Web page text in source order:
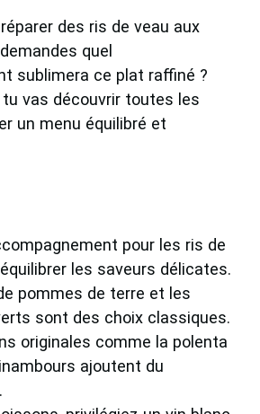
des ris de veau aux
quel
sublimera ce plat raffiné ?
vas découvrir toutes les
un menu équilibré et
pour les ris de
les saveurs délicates.
pommes de terre et les
sont des choix classiques.
originales comme la polenta
ajoutent du